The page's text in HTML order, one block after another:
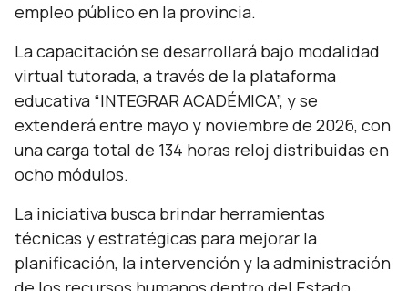
empleo público en la provincia.
La capacitación se desarrollará bajo modalidad
virtual tutorada, a través de la plataforma
educativa “INTEGRAR ACADÉMICA”, y se
extenderá entre mayo y noviembre de 2026, con
una carga total de 134 horas reloj distribuidas en
ocho módulos.
La iniciativa busca brindar herramientas
técnicas y estratégicas para mejorar la
planificación, la intervención y la administración